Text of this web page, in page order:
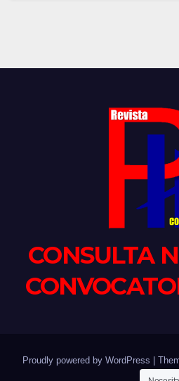
CONSULTA
Proudly powered by WordPress